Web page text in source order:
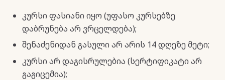
კურსი ფასიანი იყო (უფასო კურსებზე
დაბრუნება არ ვრცელდება);
შენაძენიდან გასული არ არის 14 დღეზე მეტი;
კურსი არ დაგისრულებია (სერტიფიკატი არ
გაგიცემია);